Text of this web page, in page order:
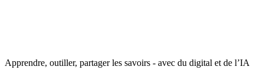
Apprendre, outiller, partager les savoirs - avec du digital et de l’IA